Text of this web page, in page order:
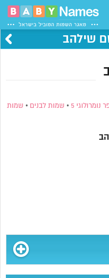
שילהב
נומרולוגי 5 • שמות לבנים • שמות